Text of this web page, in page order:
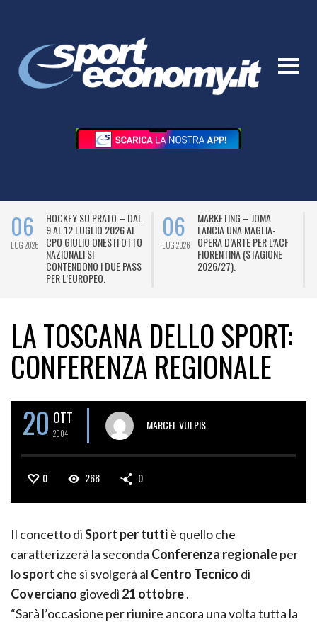
06
LUG 2026
HOCKEY SU PRATO – DAL
9 AL 12 LUGLIO 2026 AL
CPO GIULIO ONESTI OTTO
NAZIONALI SI
CONTENDONO I DUE PASS
PER L’EUROPEO.
06
LUG 2026
MARKETING – JOMA
LANCIA UNA MAGLIA-
OPERA D’ARTE PER L’ACF
FIORENTINA (STAGIONE
2026/27).
LA TOSCANA DELLO SPORT:
CONFERENZA REGIONALE
20 OTT
2004
MARCEL VULPIS
0 268 0
Il concetto diSport per tuttiè quello che
caratterizzerà la seconda Conferenza regionaleper
losport che si svolgerà al Centro Tecnico di
Coverciano giovedì 21 ottobre.
“Sarà l’occasione per riunire ancora una volta tutta la